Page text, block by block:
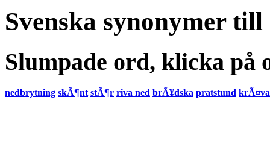
Svenska synonymer
Slumpade ord, klicka på
nedbrytning skÃ¶nt stÃ¶r riva ned brÃ¥dska pratstund